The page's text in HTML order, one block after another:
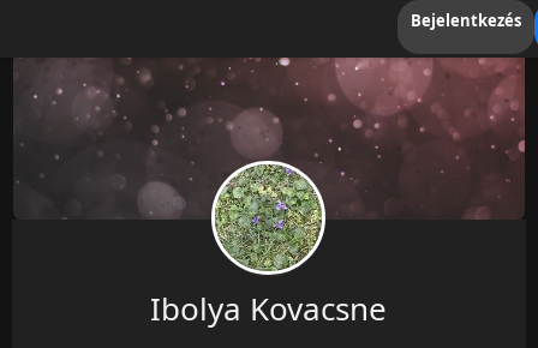
Bejelentkezés
Ibolya Kovacsne